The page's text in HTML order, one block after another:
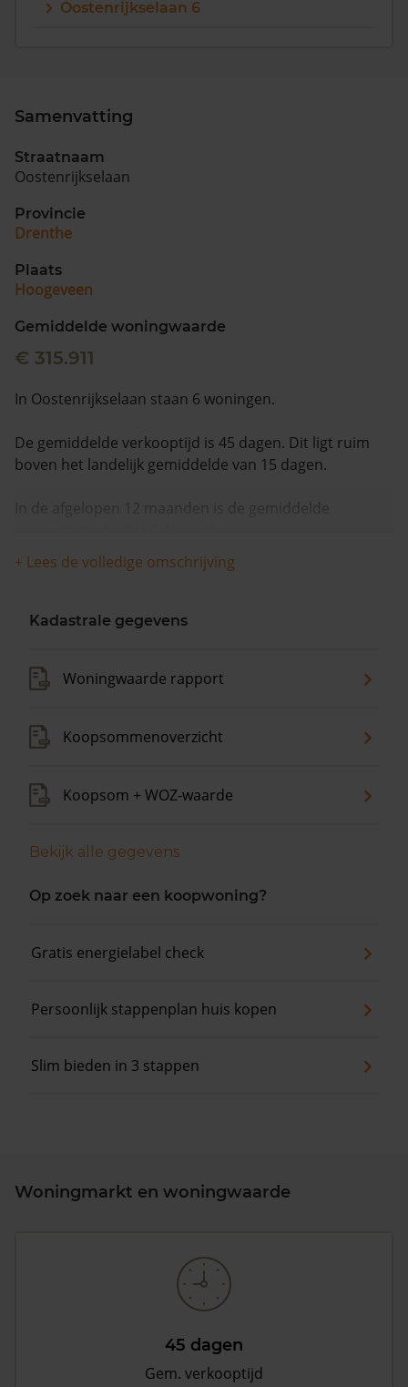
Oostenrijkselaan 6
Samenvatting
Straatnaam
Oostenrijkselaan
Provincie
Drenthe
Plaats
Hoogeveen
Gemiddelde woningwaarde
€ 315.911
In Oostenrijkselaan staan 6 woningen.
De gemiddelde verkooptijd is 45 dagen. Dit ligt ruim
boven het landelijk gemiddelde van 15 dagen.
In de afgelopen 12 maanden is de gemiddelde
+ Lees de volledige omschrijving
Kadastrale gegevens
Woningwaarde rapport
Koopsommenoverzicht
Koopsom + WOZ-waarde
Bekijk alle gegevens
Op zoek naar een koopwoning?
Gratis energielabel check
Persoonlijk stappenplan huis kopen
Slim bieden in 3 stappen
Woningmarkt en woningwaarde
45 dagen
Gem. verkooptijd